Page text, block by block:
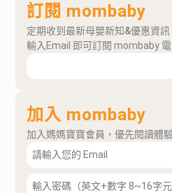
訂閱 mombaby
定期收到最新母嬰新知&優惠資訊
輸入Email 即可訂閱 mombaby
加入 mombaby
加入媽媽寶寶會員，優先閱讀體